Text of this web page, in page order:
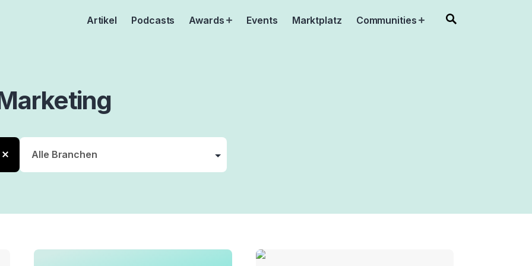
Artikel Podcasts Awards OpenEvents Marktplatz Communities Open